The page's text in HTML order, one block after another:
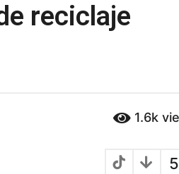
reciclaje
1.6k